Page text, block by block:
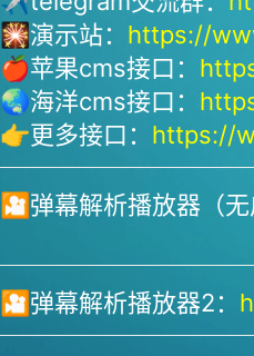
🎇演示站： https://
🍎苹果cms接口：
🌏海洋cms接口：
👉更多接口： https://
🎦弹幕解析播放器（无
🎦弹幕解析播放器2：